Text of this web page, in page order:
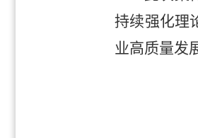
持续强化理
业高质量发